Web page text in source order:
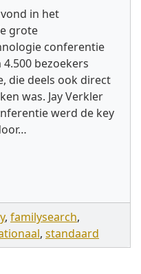
in het
grote
conferentie
4.500 bezoekers
die deels ook direct
was. Jay Verkler
werd de key
, familysearch,
, standaard